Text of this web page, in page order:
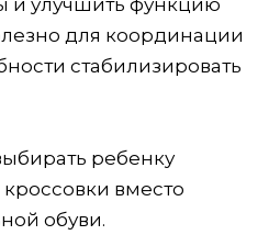
для координации
стабилизировать
ребенку
вместо
обуви.